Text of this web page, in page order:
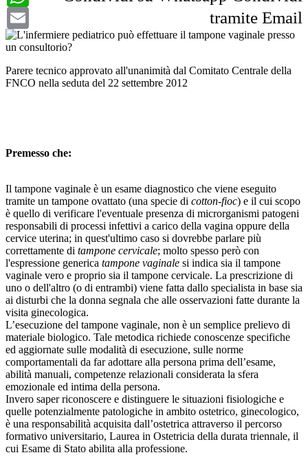
tramite Email
Parere tecnico approvato all'unanimità dal Comitato Centrale della
FNCO nella seduta del 22 settembre 2012
Premesso che:
Il tampone vaginale è un esame diagnostico che viene eseguito
tramite un tampone ovattato (una specie di cotton-fioc) e il cui scopo
è quello di verificare l'eventuale presenza di microrganismi patogeni
responsabili di processi infettivi a carico della vagina oppure della
cervice uterina; in quest'ultimo caso si dovrebbe parlare più
correttamente di tampone cervicale; molto spesso però con
l'espressione generica tampone vaginale si indica sia il tampone
vaginale vero e proprio sia il tampone cervicale. La prescrizione di
uno o dell'altro (o di entrambi) viene fatta dallo specialista in base sia
ai disturbi che la donna segnala che alle osservazioni fatte durante la
visita ginecologica.
L’esecuzione del tampone vaginale, non è un semplice prelievo di
materiale biologico. Tale metodica richiede conoscenze specifiche
ed aggiornate sulle modalità di esecuzione, sulle norme
comportamentali da far adottare alla persona prima dell’esame,
abilità manuali, competenze relazionali considerata la sfera
emozionale ed intima della persona.
Invero saper riconoscere e distinguere le situazioni fisiologiche e
quelle potenzialmente patologiche in ambito ostetrico, ginecologico,
è una responsabilità acquisita dall’ostetrica attraverso il percorso
formativo universitario, Laurea in Ostetricia della durata triennale, il
cui Esame di Stato abilita alla professione.